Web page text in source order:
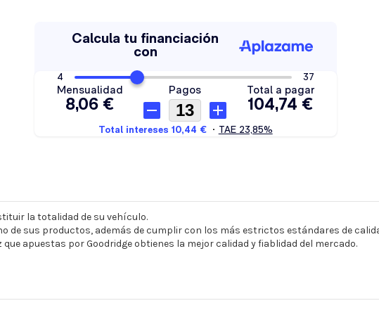
la totalidad de su vehículo.
de sus productos, además de cumplir con los más estrictos estándares de
apuestas por Goodridge obtienes la mejor calidad y fiablidad del mercado.